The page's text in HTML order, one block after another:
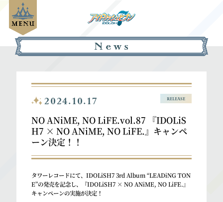
2024.10.17 RELEASE
NO ANiME, NO LiFE.vol.87 『IDOLiS
H7 × NO ANiME, NO LiFE.』キャンペ
ーン決定！！
タワーレコードにて、IDOLiSH7 3rd Album “LEADiNG TON
E”の発売を記念し、『IDOLiSH7 × NO ANiME, NO LiFE.』
キャンペーンの実施が決定！